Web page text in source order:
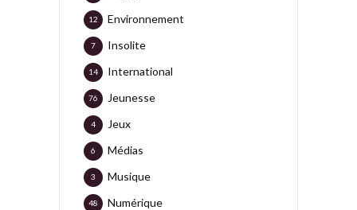
Environnement
12
Insolite
7
International
14
Jeunesse
76
Jeux
4
Médias
6
Musique
3
Numérique
48